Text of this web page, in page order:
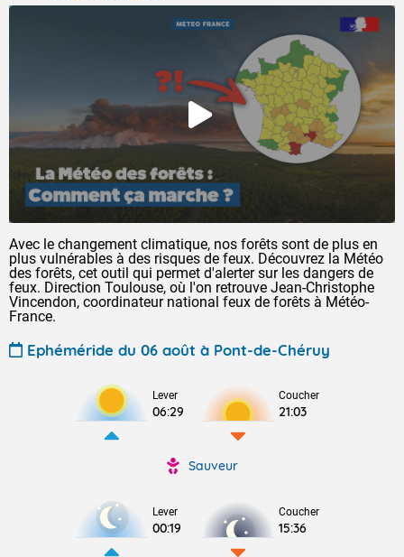
Avec le changement climatique, nos forêts sont de plus en
plus vulnérables à des risques de feux. Découvrez la Météo
des forêts, cet outil qui permet d'alerter sur les dangers de
feux. Direction Toulouse, où l'on retrouve Jean-Christophe
Vincendon, coordinateur national feux de forêts à Météo-
France.
Ephéméride du 06 août à Pont-de-Chéruy
Lever
06:29
Coucher
21:03
Sauveur
Lever
00:19
Coucher
15:36